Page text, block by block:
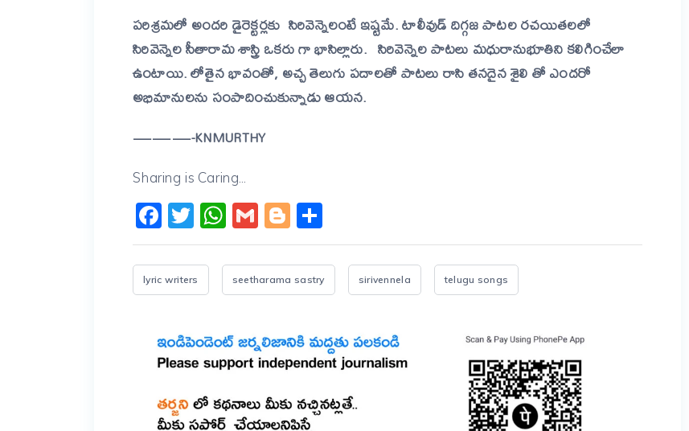
పరిశ్రమలో అందరి డైరెక్టర్లకు సిరివెన్నెలంటే ఇష్టమే. టాలీవుడ్ దిగ్గజ పాటల రచయితలలో
సిరివెన్నెల సీతారామ శాస్త్రి ఒకరు గా భాసిల్లారు. సిరివెన్నెల పాటలు మధురానుభూతిని కలిగించేలా
ఉంటాయి. లోతైన భావంతో, అచ్చ తెలుగు పదాలతో పాటలు రాసి తనదైన శైలి తో ఎందరో
అభిమానులను సంపాదించుకున్నాడు ఆయన.
———-KNMURTHY
Sharing is Caring...
Facebook
Twitter
WhatsApp
GmailBlogger
lyric writers seetharama sastry sirivennela telugu songs